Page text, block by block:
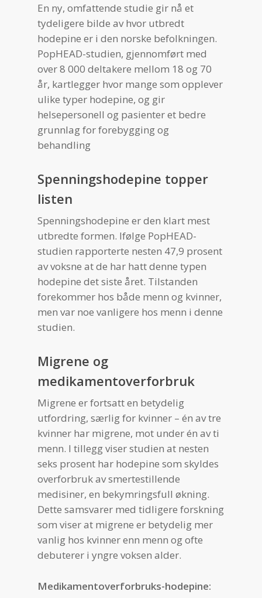
En ny, omfattende studie gir nå et
tydeligere bilde av hvor utbredt
hodepine er i den norske befolkningen.
PopHEAD-studien, gjennomført med
over 8 000 deltakere mellom 18 og 70
år, kartlegger hvor mange som opplever
ulike typer hodepine, og gir
helsepersonell og pasienter et bedre
grunnlag for forebygging og
behandling
Spenningshodepine topper
listen
Spenningshodepine er den klart mest
utbredte formen. Ifølge PopHEAD-
studien rapporterte nesten 47,9 prosent
av voksne at de har hatt denne typen
hodepine det siste året. Tilstanden
forekommer hos både menn og kvinner,
men var noe vanligere hos menn i denne
studien.
Migrene og
medikamentoverforbruk
Migrene er fortsatt en betydelig
utfordring, særlig for kvinner – én av tre
kvinner har migrene, mot under én av ti
menn. I tillegg viser studien at nesten
seks prosent har hodepine som skyldes
overforbruk av smertestillende
medisiner, en bekymringsfull økning.
Dette samsvarer med tidligere forskning
som viser at migrene er betydelig mer
vanlig hos kvinner enn menn og ofte
debuterer i yngre voksen alder.
Medikamentoverforbruks-hodepine: